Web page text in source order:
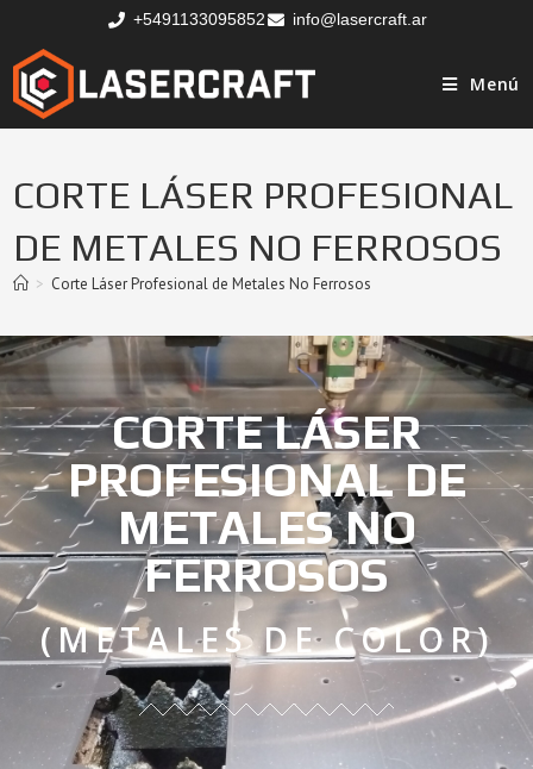
+5491133095852 info@lasercraft.ar
Menú
CORTE LÁSER PROFESIONAL
DE METALES NO FERROSOS
> Corte Láser Profesional de Metales No Ferrosos
CORTE LÁSER
PROFESIONAL DE
METALES NO
FERROSOS
(METALES DE COLOR)